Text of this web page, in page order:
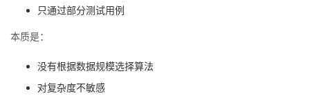
只通过部分测试用例
本质是：
没有根据数据规模选择算法
对复杂度不敏感